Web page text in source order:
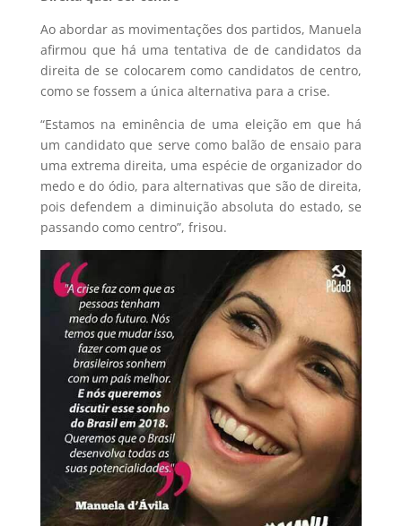
Ao abordar as movimentações dos partidos, Manuela
afirmou que há uma tentativa de de candidatos da
direita de se colocarem como candidatos de centro,
como se fossem a única alternativa para a crise.
“Estamos na eminência de uma eleição em que há
um candidato que serve como balão de ensaio para
uma extrema direita, uma espécie de organizador do
medo e do ódio, para alternativas que são de direita,
pois defendem a diminuição absoluta do estado, se
passando como centro”, frisou.